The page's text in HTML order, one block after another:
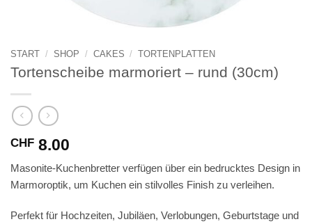
START / SHOP / CAKES / TORTENPLATTEN
Tortenscheibe marmoriert – rund (30cm)
CHF 8.00
Masonite-Kuchenbretter verfügen über ein bedrucktes Design in
Marmoroptik, um Kuchen ein stilvolles Finish zu verleihen.
Perfekt für Hochzeiten, Jubiläen, Verlobungen, Geburtstage und